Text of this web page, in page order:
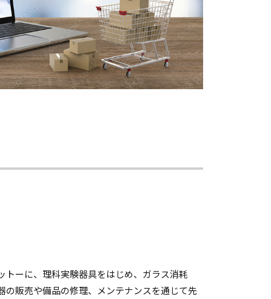
トーに、理科実験器具をはじめ、ガラス消耗
の販売や備品の修理、メンテナンスを通じて先